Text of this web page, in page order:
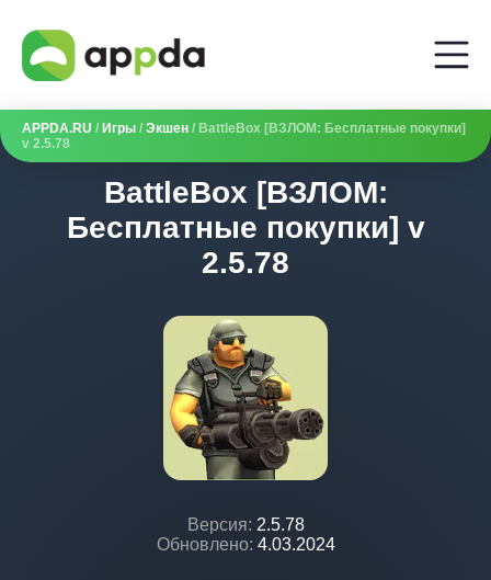
APPDA.RU / Игры / Экшен / BattleBox [ВЗЛОМ: Бесплатные покупки]
v 2.5.78
BattleBox [ВЗЛОМ:
Бесплатные покупки] v
2.5.78
Версия: 2.5.78
Обновлено: 4.03.2024